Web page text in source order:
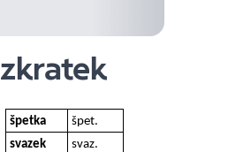
špetka
špet.
svazek
svaz.